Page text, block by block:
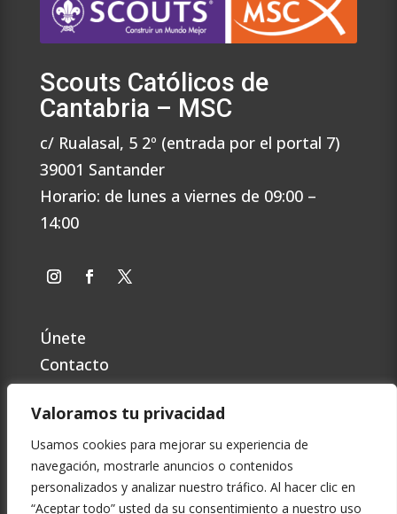
Valoramos tu privacidad
Usamos cookies para mejorar su experiencia de
navegación, mostrarle anuncios o contenidos
personalizados y analizar nuestro tráfico. Al hacer clic en
“Aceptar todo” usted da su consentimiento a nuestro uso
Scouts Católicos de
Cantabria – MSC
c/ Rualasal, 5 2º (entrada por el portal 7)
39001 Santander
Horario: de lunes a viernes de 09:00 –
14:00
Únete
Contacto
Preguntas Frecuentes
Política de privacidad
Cookies
Aviso Legal